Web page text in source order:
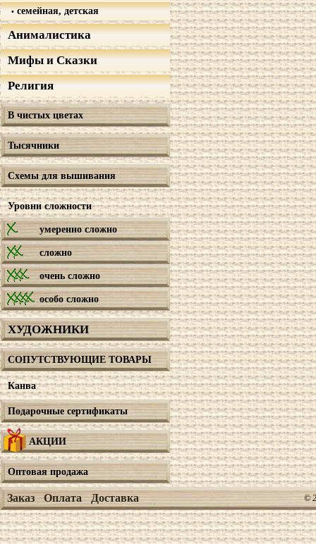
семейная, детская
Анималистика
Мифы и Сказки
Религия
В чистых цветах
Тысячники
Схемы для вышивания
Уровни сложности
умеренно сложно
сложно
очень сложно
особо сложно
ХУДОЖНИКИ
СОПУТСТВУЮЩИЕ ТОВАРЫ
Канва
Подарочные сертификаты
АКЦИИ
Оптовая продажа
Заказ Оплата Доставка ©